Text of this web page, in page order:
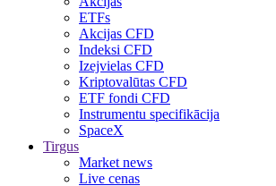
ETFs
Akcijas CFD
Indeksi CFD
Izejvielas CFD
Kriptovalūtas CFD
ETF fondi CFD
Instrumentu specifikācija
SpaceX
Tirgus
Market news
Live cenas